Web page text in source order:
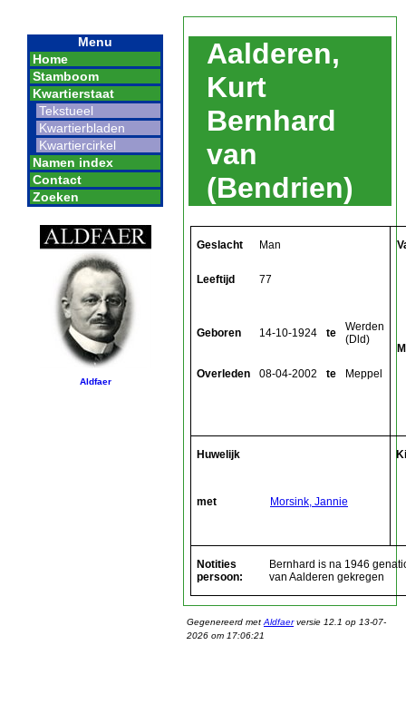
Menu
Home
Stamboom
Kwartierstaat
Tekstueel
Kwartierbladen
Kwartiercirkel
Namen index
Contact
Zoeken
Aldfaer
Aalderen,
Kurt
Bernhard
van
(Bendrien)
Geslacht Man
Leeftijd 77
Geboren 14-10-1924 te
Werden
(Dld)
Overleden 08-04-2002 te Meppel
Huwelijk
met Morsink, Jannie
Notities
persoon:
Bernhard is na 1946
van Aalderen gekregen
Gegenereerd met Aldfaerversie 12.1 op 13-07-
2026 om 17:06:21